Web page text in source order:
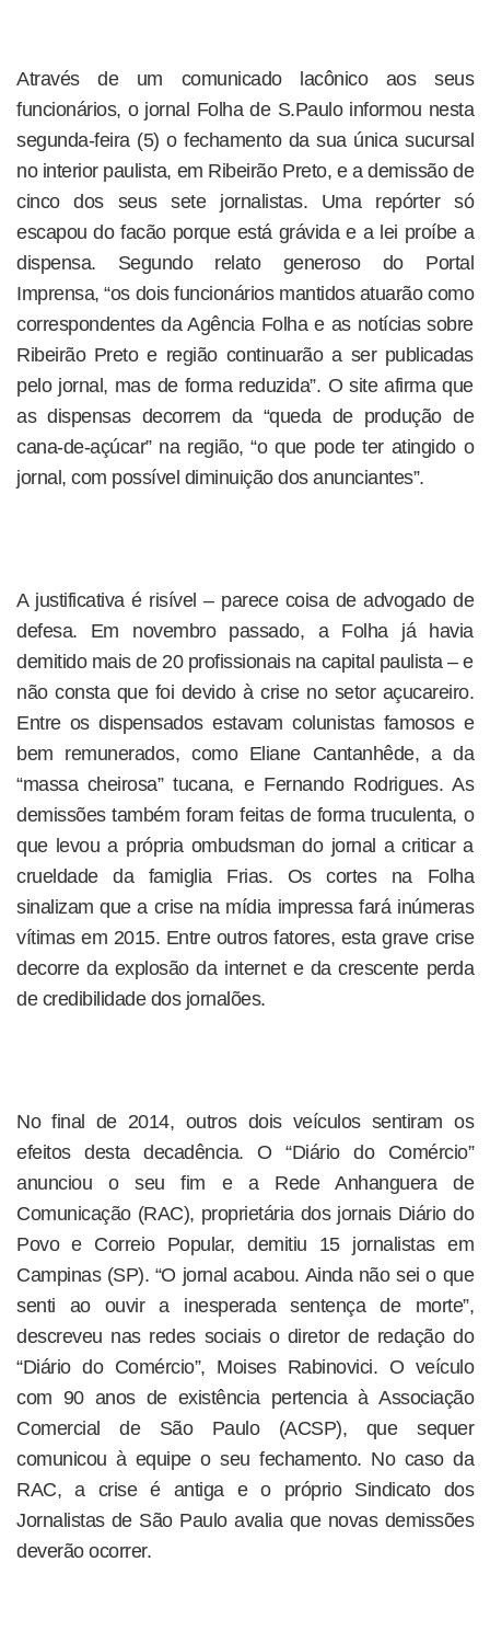
Através de um comunicado lacônico aos seus
funcionários, o jornal Folha de S.Paulo informou nesta
segunda-feira (5) o fechamento da sua única sucursal
no interior paulista, em Ribeirão Preto, e a demissão de
cinco dos seus sete jornalistas. Uma repórter só
escapou do facão porque está grávida e a lei proíbe a
dispensa. Segundo relato generoso do Portal
Imprensa, “os dois funcionários mantidos atuarão como
correspondentes da Agência Folha e as notícias sobre
Ribeirão Preto e região continuarão a ser publicadas
pelo jornal, mas de forma reduzida”. O site afirma que
as dispensas decorrem da “queda de produção de
cana-de-açúcar” na região, “o que pode ter atingido o
jornal, com possível diminuição dos anunciantes”.
A justificativa é risível – parece coisa de advogado de
defesa. Em novembro passado, a Folha já havia
demitido mais de 20 profissionais na capital paulista – e
não consta que foi devido à crise no setor açucareiro.
Entre os dispensados estavam colunistas famosos e
bem remunerados, como Eliane Cantanhêde, a da
“massa cheirosa” tucana, e Fernando Rodrigues. As
demissões também foram feitas de forma truculenta, o
que levou a própria ombudsman do jornal a criticar a
crueldade da famiglia Frias. Os cortes na Folha
sinalizam que a crise na mídia impressa fará inúmeras
vítimas em 2015. Entre outros fatores, esta grave crise
decorre da explosão da internet e da crescente perda
de credibilidade dos jornalões.
No final de 2014, outros dois veículos sentiram os
efeitos desta decadência. O “Diário do Comércio”
anunciou o seu fim e a Rede Anhanguera de
Comunicação (RAC), proprietária dos jornais Diário do
Povo e Correio Popular, demitiu 15 jornalistas em
Campinas (SP). “O jornal acabou. Ainda não sei o que
senti ao ouvir a inesperada sentença de morte”,
descreveu nas redes sociais o diretor de redação do
“Diário do Comércio”, Moises Rabinovici. O veículo
com 90 anos de existência pertencia à Associação
Comercial de São Paulo (ACSP), que sequer
comunicou à equipe o seu fechamento. No caso da
RAC, a crise é antiga e o próprio Sindicato dos
Jornalistas de São Paulo avalia que novas demissões
deverão ocorrer.